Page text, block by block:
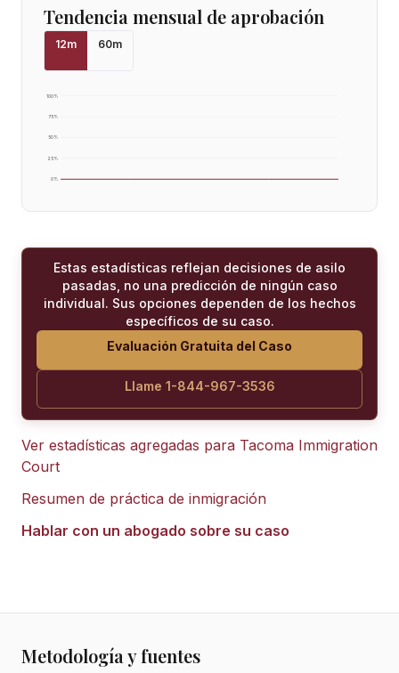
Tendencia mensual de aprobación
12m 60m
0%
25%
50%
75%
100%
Estas estadísticas reflejan decisiones de asilo
pasadas, no una predicción de ningún caso
individual. Sus opciones dependen de los hechos
específicos de su caso.
Evaluación Gratuita del Caso
Llame 1-844-967-3536
Ver estadísticas agregadas para Tacoma Immigration
Court
Resumen de práctica de inmigración
Hablar con un abogado sobre su caso
Metodología y fuentes